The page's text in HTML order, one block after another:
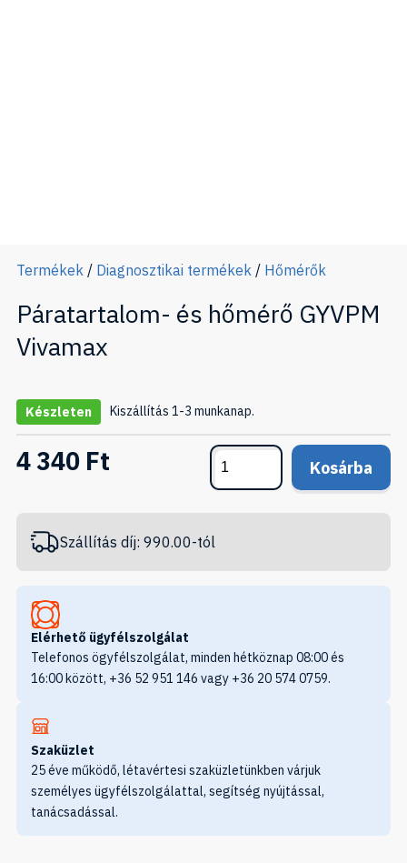
Termékek / Diagnosztikai termékek / Hőmérők
Páratartalom- és hőmérő GYVPM
Vivamax
Készleten Kiszállítás 1-3 munkanap.
4 340 Ft Kosárba
Szállítás díj: 990.00-tól
Elérhető ügyfélszolgálat
Telefonos ögyfélszolgálat, minden hétköznap 08:00 és
16:00 között, +36 52 951 146 vagy +36 20 574 0759.
Szaküzlet
25 éve működő, létavértesi szaküzletünkben várjuk
személyes ügyfélszolgálattal, segítség nyújtással,
tanácsadással.